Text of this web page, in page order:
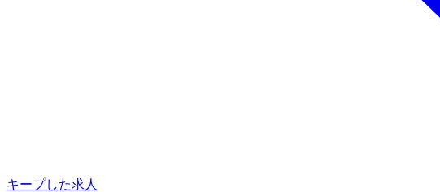
キープした求人